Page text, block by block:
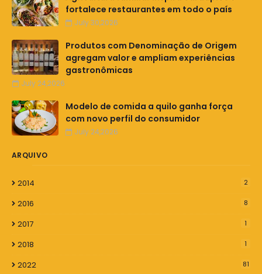
fortalece restaurantes em todo o país
July 30,2026
Produtos com Denominação de Origem
agregam valor e ampliam experiências
gastronômicas
July 24,2026
Modelo de comida a quilo ganha força
com novo perfil do consumidor
July 24,2026
ARQUIVO
2014 2
2016 8
2017 1
2018 1
2022 81